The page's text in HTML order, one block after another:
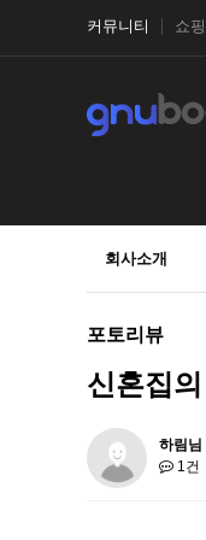
커뮤니티 쇼
회사소개
포토리뷰
신혼집
하림님
1건